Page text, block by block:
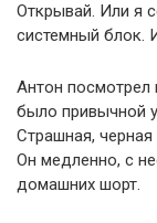
Открывай. Или я
системный блок.
Антон посмотрел
было привычной
Страшная,
Он медленно, с
домашних шорт.